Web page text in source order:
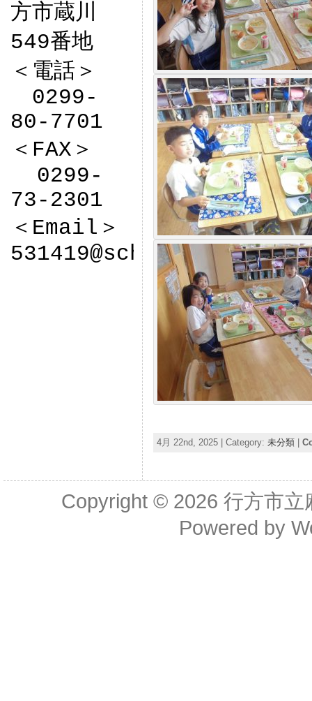
方市蔵川
549番地
＜電話＞
0299-
80-7701
＜FAX＞
73-2301
＜Email＞
531419@sch.ibk.ed.jp
4月 22nd, 2025 | Category: 未分類|
Copyright © 2026行方市立
Powered by